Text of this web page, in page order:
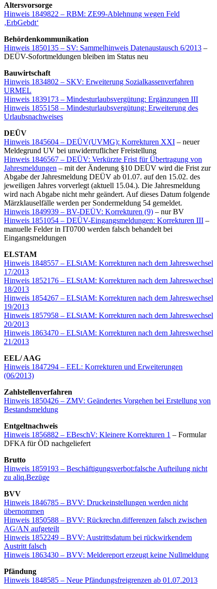
Altersvorsorge
Hinweis 1849822 – RBM: ZE99-Ablehnung wegen Feld
‚ErbGebdt‘
Behördenkommunikation
Hinweis 1850135 – SV: Sammelhinweis Datenaustausch 6/2013 –
DEÜV-Sofortmeldungen bleiben im Status neu
Bauwirtschaft
Hinweis 1834802 – SKV: Erweiterung Sozialkassenverfahren
URMEL
Hinweis 1839173 – Mindesturlaubsvergütung: Ergänzungen III
Hinweis 1855158 – Mindesturlaubsvergütung: Erweiterung des
Urlaubsnachweises
DEÜV
Hinweis 1845604 – DEÜV(UVMG): Korrekturen XXI – neuer
Meldegrund UV bei unwiderruflicher Freistellung
Hinweis 1846567 – DEÜV: Verkürzte Frist für Übertragung von
Jahresmeldungen – mit der Änderung §10 DEÜV wird die Frist zur
Abgabe der Jahresmeldung DEÜV ab 01.07. auf den 15.02. des
jeweiligen Jahres vorverlegt (aktuell 15.04.). Die Jahresmeldung
wird nach Abgabe nicht mehr geändert. Auf dieses Datum folgende
Märzklauselfälle werden per Sondermeldung 54 gemeldet.
Hinweis 1849939 – BV-DEÜV: Korrekturen (9) – nur BV
Hinweis 1851054 – DEÜV-Eingangsmeldungen: Korrekturen III –
manuelle Felder in IT0700 werden falsch behandelt bei
Eingangsmeldungen
ELSTAM
Hinweis 1848557 – ELStAM: Korrekturen nach dem Jahreswechsel
17/2013
Hinweis 1852176 – ELStAM: Korrekturen nach dem Jahreswechsel
18/2013
Hinweis 1854267 – ELStAM: Korrekturen nach dem Jahreswechsel
19/2013
Hinweis 1857958 – ELStAM: Korrekturen nach dem Jahreswechsel
20/2013
Hinweis 1863470 – ELStAM: Korrekturen nach dem Jahreswechsel
21/2013
EEL/ AAG
Hinweis 1847294 – EEL: Korrekturen und Erweiterungen
(06/2013)
Zahlstellenverfahren
Hinweis 1850426 – ZMV: Geändertes Vorgehen bei Erstellung von
Bestandsmeldung
Entgeltnachweis
Hinweis 1856882 – EBeschV: Kleinere Korrekturen 1 – Formular
DFKA für ÖD nachgeliefert
Brutto
Hinweis 1859193 – Beschäftigungsverbot:falsche Aufteilung nicht
zu aliq.Bezüge
BVV
Hinweis 1846785 – BVV: Druckeinstellungen werden nicht
übernommen
Hinweis 1850588 – BVV: Rückrechn.differenzen falsch zwischen
AG/AN aufgeteilt
Hinweis 1852249 – BVV: Austrittsdatum bei rückwirkendem
Austritt falsch
Hinweis 1863430 – BVV: Meldereport erzeugt keine Nullmeldung
Pfändung
Hinweis 1848585 – Neue Pfändungsfreigrenzen ab 01.07.2013